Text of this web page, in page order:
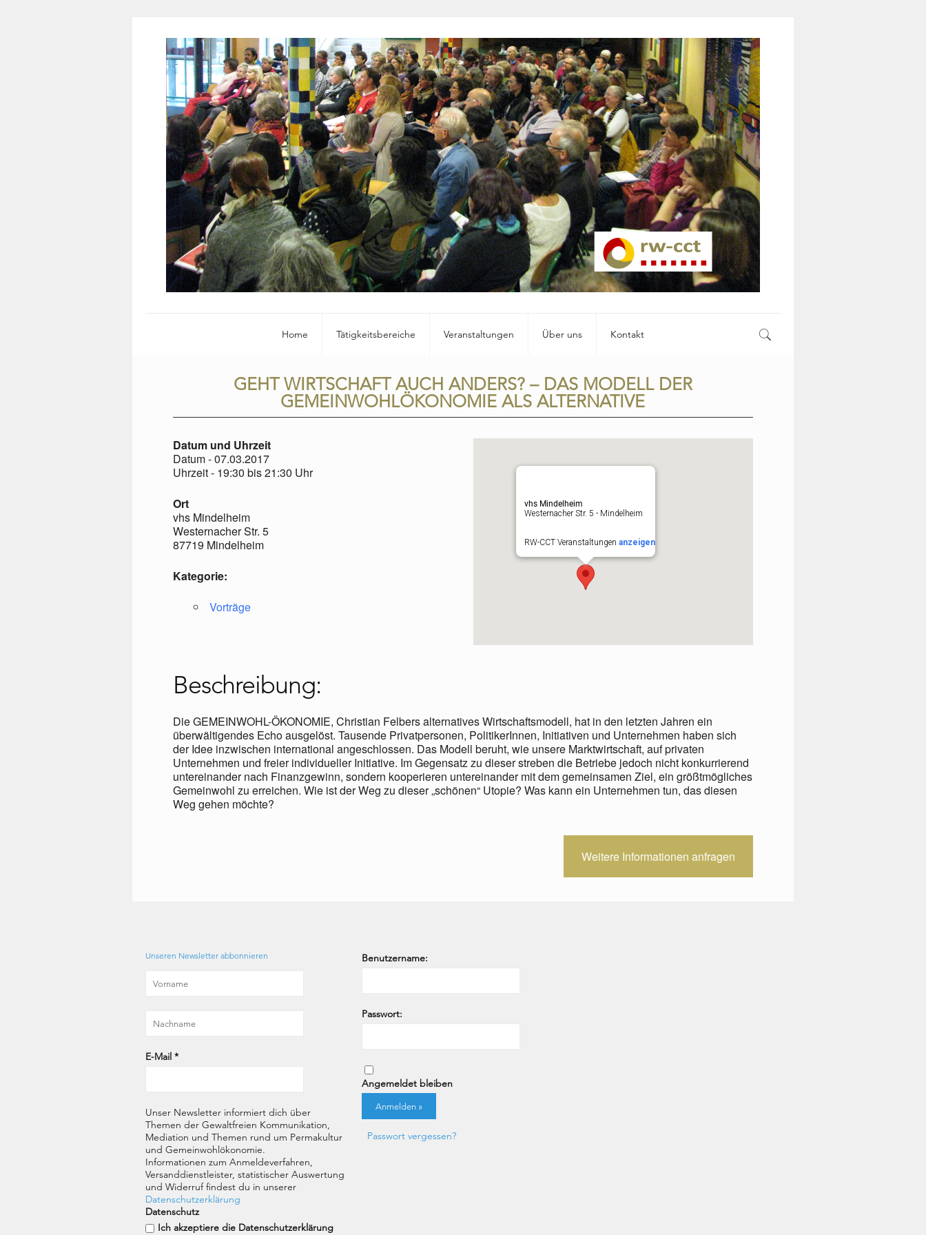
Home Tätigkeitsbereiche Veranstaltungen Über uns Kontakt
GEHT WIRTSCHAFT AUCH ANDERS? – DAS MODELL DER
GEMEINWOHLÖKONOMIE ALS ALTERNATIVE
Datum und Uhrzeit
Datum - 07.03.2017
Uhrzeit - 19:30 bis 21:30 Uhr
Ort
vhs Mindelheim
Westernacher Str. 5
87719 Mindelheim
Kategorie:
Vorträge
vhs Mindelheim
Westernacher Str. 5 - Mindelheim
RW-CCT Veranstaltungenanzeigen
Beschreibung:
Die GEMEINWOHL-ÖKONOMIE, Christian Felbers alternatives Wirtschaftsmodell, hat in den letzten Jahren ein
überwältigendes Echo ausgelöst. Tausende Privatpersonen, PolitikerInnen, Initiativen und Unternehmen haben sich
der Idee inzwischen international angeschlossen. Das Modell beruht, wie unsere Marktwirtschaft, auf privaten
Unternehmen und freier individueller Initiative. Im Gegensatz zu dieser streben die Betriebe jedoch nicht konkurrierend
untereinander nach Finanzgewinn, sondern kooperieren untereinander mit dem gemeinsamen Ziel, ein größtmögliches
Gemeinwohl zu erreichen. Wie ist der Weg zu dieser „schönen“ Utopie? Was kann ein Unternehmen tun, das diesen
Weg gehen möchte?
Weitere Informationen anfragen
Unseren Newsletter abbonnieren
E-Mail*
Unser Newsletter informiert dich über
Themen der Gewaltfreien Kommunikation,
Mediation und Themen rund um Permakultur
und Gemeinwohlökonomie.
Informationen zum Anmeldeverfahren,
Versanddienstleister, statistischer Auswertung
und Widerruf findest du in unserer
Datenschutzerklärung
Datenschutz
Ich akzeptiere die Datenschutzerklärung
Benutzername:
Passwort:
Angemeldet bleiben
Passwort vergessen?